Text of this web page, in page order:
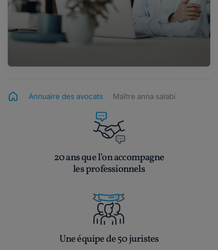
Annuaire des avocats Maître anna salabi
20 ans que l’on accompagne
les professionnels
Une équipe de 50 juristes